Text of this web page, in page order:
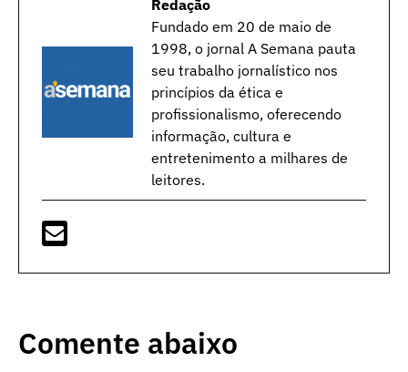
Redação
Fundado em 20 de maio de
1998, o jornal A Semana pauta
seu trabalho jornalístico nos
princípios da ética e
profissionalismo, oferecendo
informação, cultura e
entretenimento a milhares de
leitores.
Comente abaixo